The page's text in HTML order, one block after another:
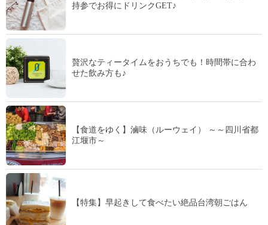
持参でお得にドリンクGET♪
贅沢なティータイムをおうちでも！時間帯に合わ
せた飲み方も♪
【食道をゆく】滷味（ルーウェイ） ～～四川省都
江堰市～
【特集】早起きして食べたい絶品台湾朝ごはん